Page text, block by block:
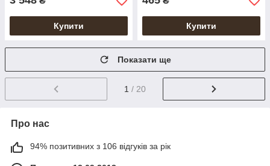
Купити Купити
Показати ще
1 / 20
Про нас
94% позитивних з 106 відгуків за рік